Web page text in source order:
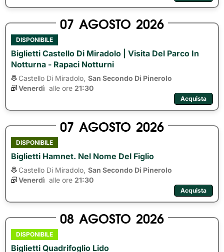
07 AGOSTO 2026
DISPONIBILE
Biglietti Castello Di Miradolo | Visita Del Parco In
Notturna - Rapaci Notturni
Castello Di Miradolo, San Secondo Di Pinerolo
Venerdì alle ore 21:30
Acquista
07 AGOSTO 2026
DISPONIBILE
Biglietti Hamnet. Nel Nome Del Figlio
Castello Di Miradolo, San Secondo Di Pinerolo
Venerdì alle ore 21:30
Acquista
08 AGOSTO 2026
DISPONIBILE
Biglietti Quadrifoglio Lido